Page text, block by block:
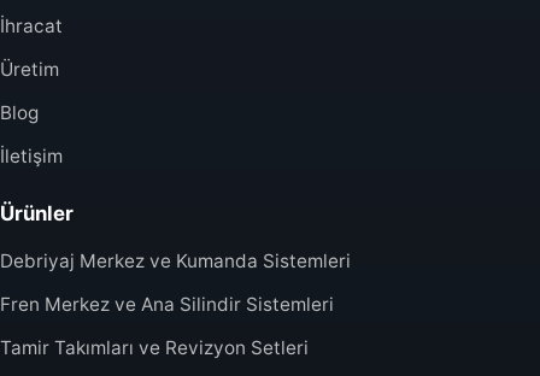
İhracat
Üretim
Blog
İletişim
Ürünler
Debriyaj Merkez ve Kumanda Sistemleri
Fren Merkez ve Ana Silindir Sistemleri
Tamir Takımları ve Revizyon Setleri